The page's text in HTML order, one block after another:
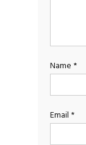
Name *
Email *